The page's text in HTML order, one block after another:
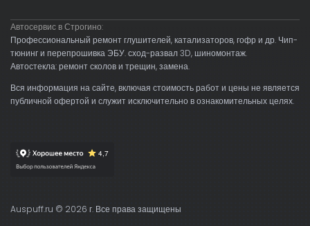
Автосервис в Строгино:
Профессиональный ремонт глушителей, катализаторов, гофр и др. Чип-
тюнинг и перепрошивка ЭБУ. сход-развал 3D, шиномонтаж.
Автостекла: ремонт сколов и трещин, замена.
Вся информация на сайте, включая стоимость работ и цены не является
публичной офертой и служит исключительно в ознакомительных целях.
Auspuff.ru © 2026 г. Все права защищены